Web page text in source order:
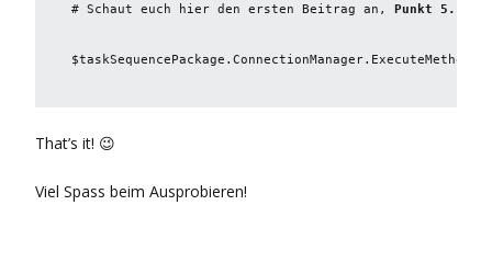
# Schaut euch hier den ersten Beitrag an,
Punkt 5.
That’s it! 😉
Viel Spass beim Ausprobieren!